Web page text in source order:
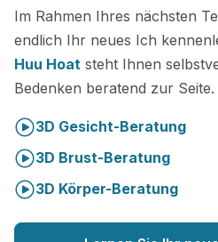
Im Rahmen Ihres nächsten
endlich Ihr neues Ich
Huu Hoat steht Ihnen
Bedenken beratend zur Seite.
3D Gesicht-Beratung
3D Brust-Beratung
3D Körper-Beratung